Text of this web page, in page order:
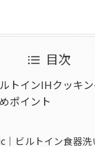
目次
トインIHクッキ
ポイント
｜ビルトイン食器